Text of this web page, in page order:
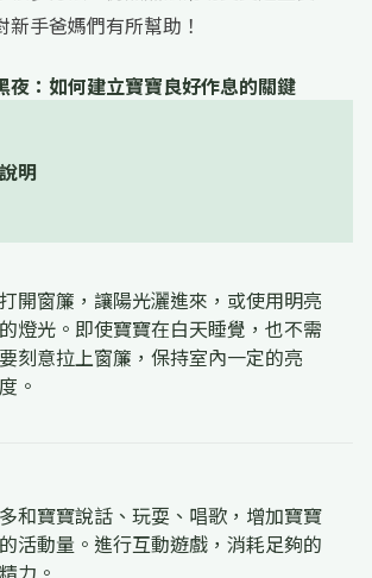
手爸媽們有所幫助！
夜：如何建立寶寶良好作息的關鍵
說明
打開窗簾，讓陽光灑進來，或使用明亮
的燈光。即使寶寶在白天睡覺，也不需
要刻意拉上窗簾，保持室內一定的亮
度。
多和寶寶說話、玩耍、唱歌，增加寶寶
的活動量。進行互動遊戲，消耗足夠的
精力。